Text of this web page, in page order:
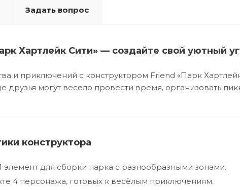
Задать вопрос
Хартлейк Сити» — создайте свой уютный
и приключений с конструктором Friend «Парк
друзья могут весело провести время, организовать
конструктора
элемент для сборки парка с разнообразными зонами.
4 персонажа, готовых к весёлым приключениям.